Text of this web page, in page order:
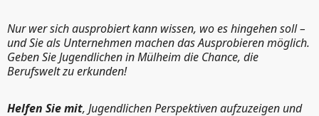
Nur wer sich ausprobiert kann wissen, wo es hingehen soll –
und Sie als Unternehmen machen das Ausprobieren möglich.
Geben Sie Jugendlichen in Mülheim die Chance, die
Berufswelt zu erkunden!
Helfen Sie mit, Jugendlichen Perspektiven aufzuzeigen und